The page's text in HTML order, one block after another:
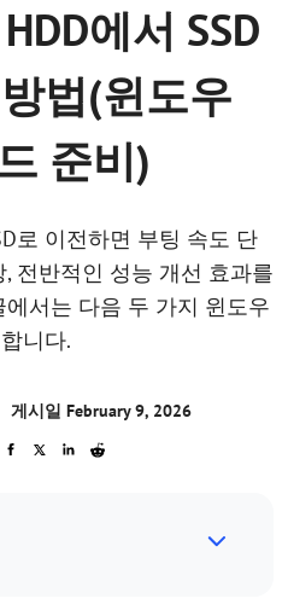
에서 SSD
법(윈도우
준비)
로 이전하면 부팅 속도 단
전반적인 성능 개선 효과를
서는 다음 두 가지 윈도우
니다.
게시일 February 9, 2026